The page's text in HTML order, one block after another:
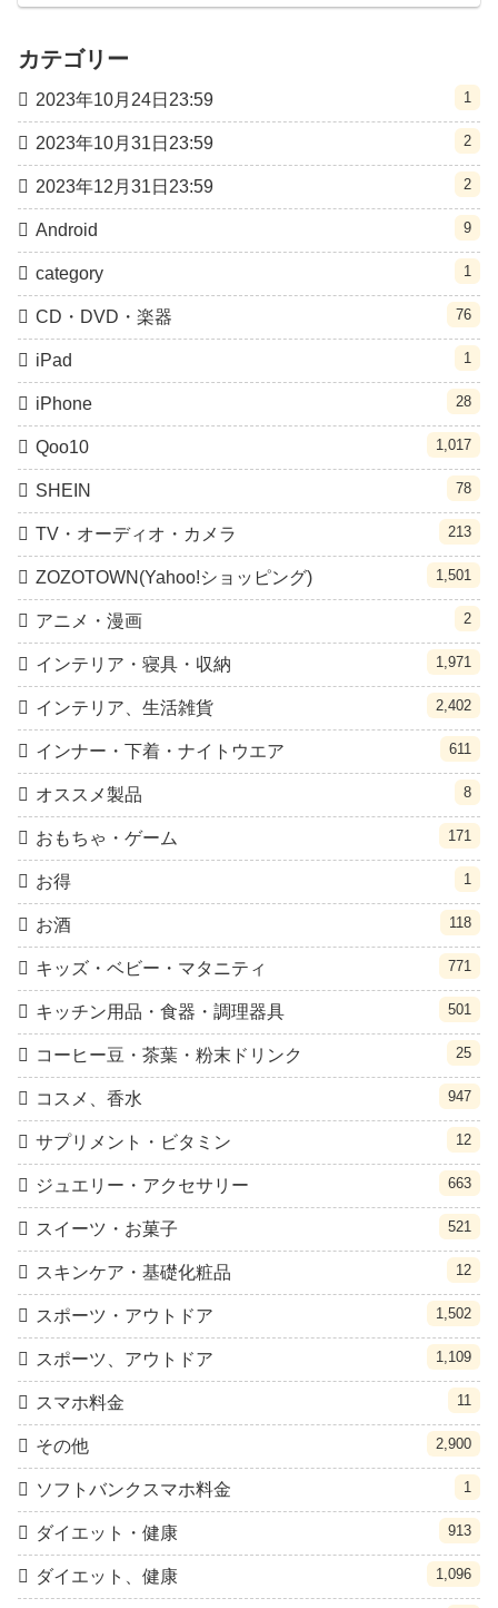
カテゴリー
2023年10月24日23:59 1
2023年10月31日23:59 2
2023年12月31日23:59 2
Android 9
category 1
CD・DVD・楽器 76
iPad 1
iPhone 28
Qoo10 1,017
SHEIN 78
TV・オーディオ・カメラ 213
ZOZOTOWN(Yahoo!ショッピング) 1,501
アニメ・漫画 2
インテリア・寝具・収納 1,971
インテリア、生活雑貨 2,402
インナー・下着・ナイトウエア 611
オススメ製品 8
おもちゃ・ゲーム 171
お得 1
お酒 118
キッズ・ベビー・マタニティ 771
キッチン用品・食器・調理器具 501
コーヒー豆・茶葉・粉末ドリンク 25
コスメ、香水 947
サプリメント・ビタミン 12
ジュエリー・アクセサリー 663
スイーツ・お菓子 521
スキンケア・基礎化粧品 12
スポーツ・アウトドア 1,502
スポーツ、アウトドア 1,109
スマホ料金 11
その他 2,900
ソフトバンクスマホ料金 1
ダイエット・健康 913
ダイエット、健康 1,096